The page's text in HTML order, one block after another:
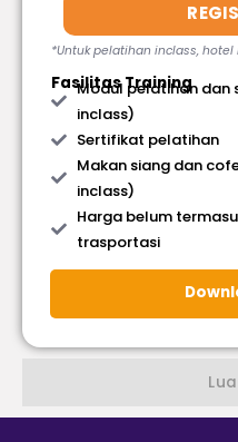
*Untuk pelatihan inclass,
Fasilitas Training
Modul pelatihan dan
inclass)
Sertifikat pelatihan
Makan siang dan
inclass)
Harga belum
trasportasi